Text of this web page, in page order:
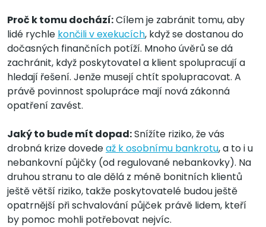
Proč k tomu dochází:Cílem je zabránit tomu, aby
lidé rychle končili v exekucích, když se dostanou do
dočasných finančních potíží. Mnoho úvěrů se dá
zachránit, když poskytovatel a klient spolupracují a
hledají řešení. Jenže musejí chtít spolupracovat. A
právě povinnost spolupráce mají nová zákonná
opatření zavést.
Jaký to bude mít dopad:Snížíte riziko, že vás
drobná krize dovedeaž k osobnímu bankrotu, a to i u
nebankovní půjčky (od regulované nebankovky). Na
druhou stranu to ale dělá z méně bonitních klientů
ještě větší riziko, takže poskytovatelé budou ještě
opatrnější při schvalování půjček právě lidem, kteří
by pomoc mohli potřebovat nejvíc.